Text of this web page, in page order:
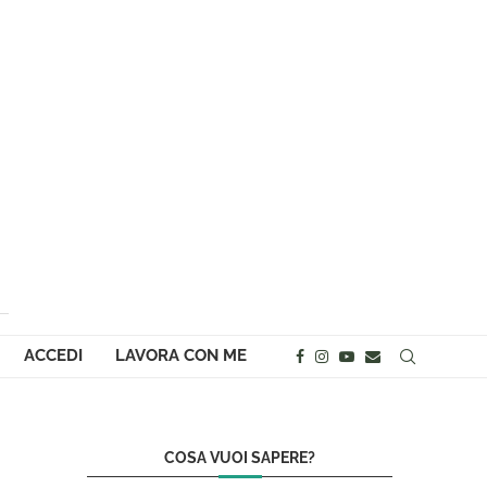
ACCEDI LAVORA CON ME
COSA VUOI SAPERE?